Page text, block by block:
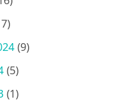
(9)
(5)
(1)